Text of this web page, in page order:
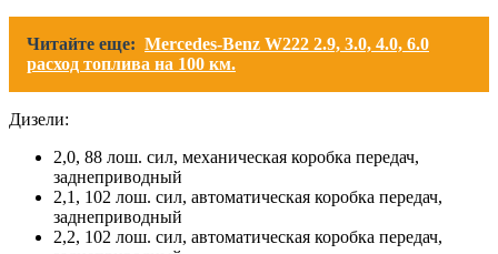
Читайте еще: Mercedes-Benz W222 2.9, 3.0, 4.0, 6.0
расход топлива на 100 км.
Дизели:
2,0, 88 лош. сил, механическая коробка передач,
заднеприводный
2,1, 102 лош. сил, автоматическая коробка передач,
заднеприводный
2,2, 102 лош. сил, автоматическая коробка передач,